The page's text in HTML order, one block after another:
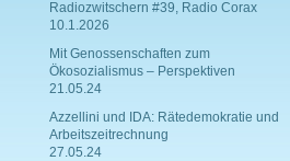
Radiozwitschern #39, Radio Corax
10.1.2026
Mit Genossenschaften zum
Ökosozialismus – Perspektiven
21.05.24
Azzellini und IDA: Rätedemokratie und
Arbeitszeitrechnung
27.05.24